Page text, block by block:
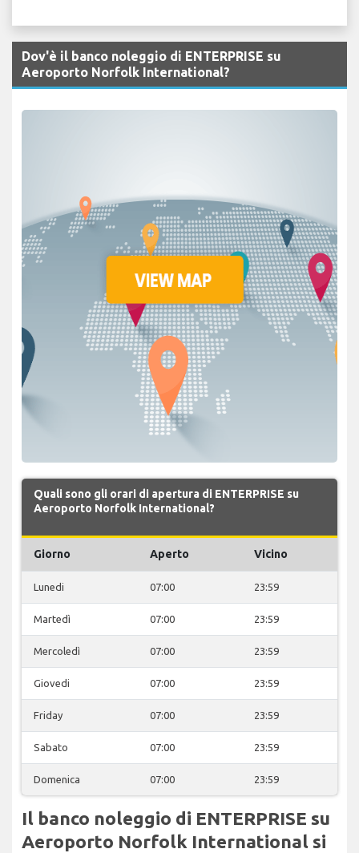
Dov'è il banco noleggio di ENTERPRISE su
Aeroporto Norfolk International?
Quali sono gli orari di apertura di ENTERPRISE su
Aeroporto Norfolk International?
Giorno Aperto Vicino
Lunedi 07:00 23:59
Martedì 07:00 23:59
Mercoledì 07:00 23:59
Giovedi 07:00 23:59
Friday 07:00 23:59
Sabato 07:00 23:59
Domenica 07:00 23:59
Il banco noleggio di ENTERPRISE su
Aeroporto Norfolk International si